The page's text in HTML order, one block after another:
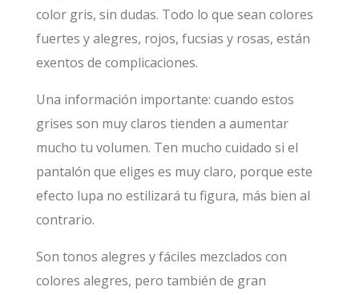
color gris, sin dudas. Todo lo que sean colores
fuertes y alegres, rojos, fucsias y rosas, están
exentos de complicaciones.
Una información importante: cuando estos
grises son muy claros tienden a aumentar
mucho tu volumen. Ten mucho cuidado si el
pantalón que eliges es muy claro, porque este
efecto lupa no estilizará tu figura, más bien al
contrario.
Son tonos alegres y fáciles mezclados con
colores alegres, pero también de gran